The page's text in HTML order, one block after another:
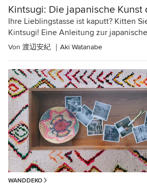
Kintsugi: Die japanische Kunst
Ihre Lieblingstasse ist kaputt? Kitten
Kintsugi! Eine Anleitung zur
Von 渡辺安紀 ｜Aki Watanabe
WANDDEKO